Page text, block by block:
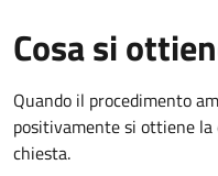
Cosa si
Quando il procedimento
positivamente si ottiene
chiesta.